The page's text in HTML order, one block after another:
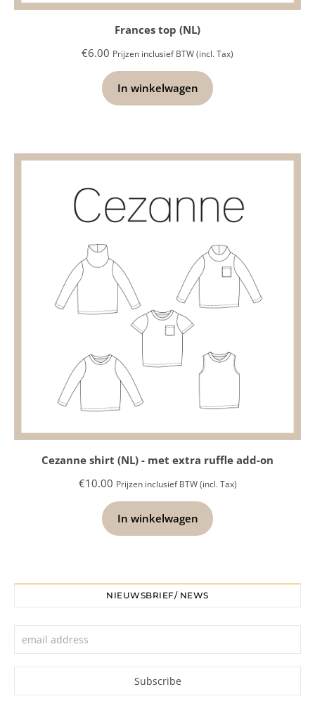
Frances top (NL)
€6.00 Prijzen inclusief BTW (incl. Tax)
In winkelwagen
Cezanne shirt (NL) - met extra ruffle add-on
€10.00 Prijzen inclusief BTW (incl. Tax)
In winkelwagen
NIEUWSBRIEF/ NEWS